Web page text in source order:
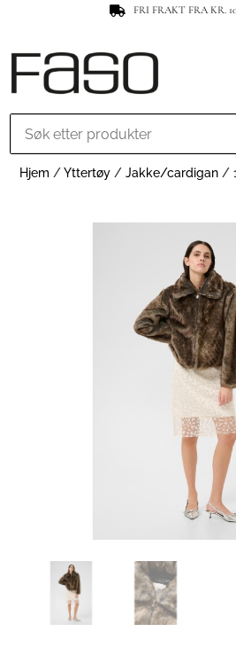
 FRI FRAKT FRA KR.
Hjem /Yttertøy /Jakke/cardigan /